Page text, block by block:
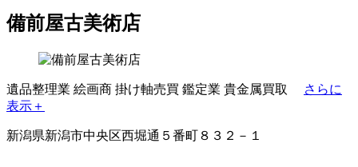
備前屋古美術店
遺品整理業 絵画商 掛け軸売買 鑑定業 貴金属買取
さらに
表示＋
新潟県新潟市中央区西堀通５番町８３２－１